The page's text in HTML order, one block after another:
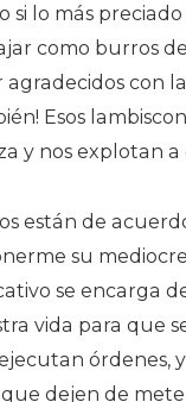
si lo más
como burros
agradecidos con
Esos
y nos explotan a
están de
su
se encarga
vida para que
órdenes,
dejen de